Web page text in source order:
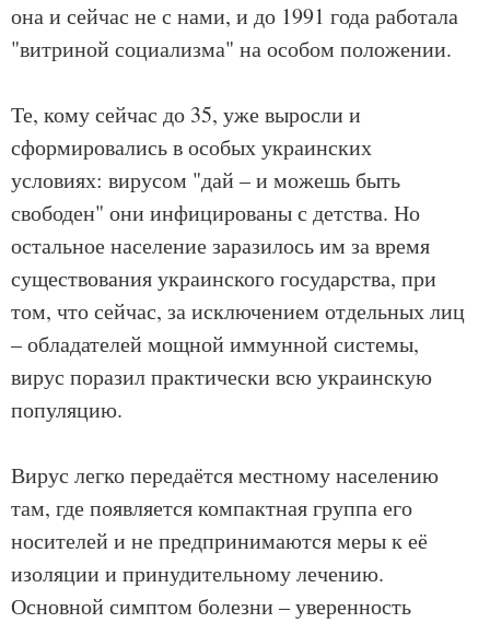
она и сейчас не с нами, и до 1991 года работала
"витриной социализма" на особом положении.
Те, кому сейчас до 35, уже выросли и
сформировались в особых украинских
условиях: вирусом "дай – и можешь быть
свободен" они инфицированы с детства. Но
остальное население заразилось им за время
существования украинского государства, при
том, что сейчас, за исключением отдельных лиц
– обладателей мощной иммунной системы,
вирус поразил практически всю украинскую
популяцию.
Вирус легко передаётся местному населению
там, где появляется компактная группа его
носителей и не предпринимаются меры к её
изоляции и принудительному лечению.
Основной симптом болезни – уверенность